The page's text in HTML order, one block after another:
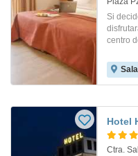
Si
centro
Hotel